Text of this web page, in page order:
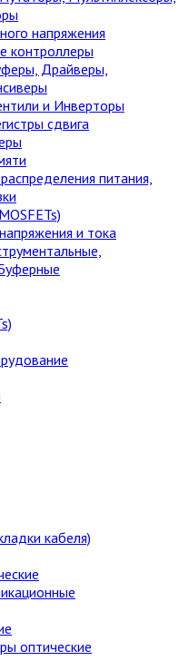
напряжения
контроллеры
Драйверы,
и Инверторы
сдвига
питания,
и тока
кабеля)
оптические